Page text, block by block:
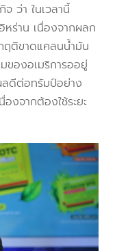
ว่า ในเวลานี้
หร่าน เนื่องจากผลก
ฤติขาดแคลนน้ำมัน
ของอเมริการออยู่
ลดีต่อทรัมป์อย่าง
งจากต้องใช้ระยะ